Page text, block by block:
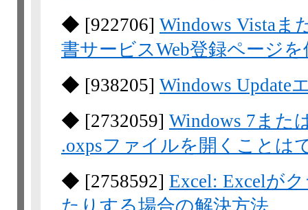
◆ [922706] Windows Vistaま
書サービスWeb登録ページ
◆ [938205] Windows Update
◆ [2732059] Windows 7また
.oxpsファイルを開くことは
◆ [2758592] Excel: Excelが
たりする場合の解決方法